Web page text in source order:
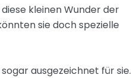
kleinen Wunder der
sie doch spezielle
ausgezeichnet für sie.